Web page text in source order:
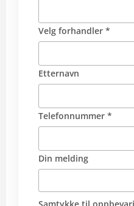
Velg forhandler *
Etternavn
Telefonnummer *
Din melding